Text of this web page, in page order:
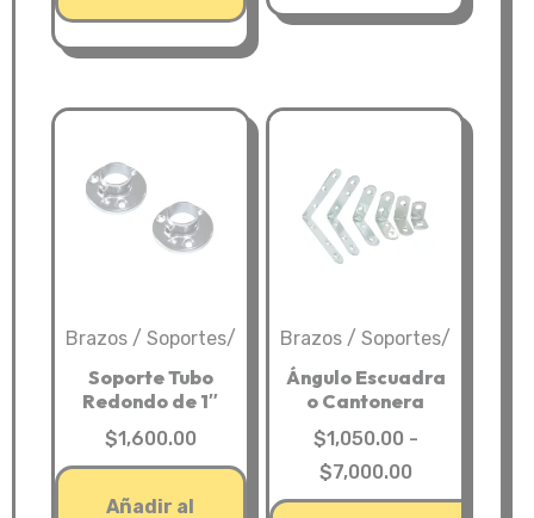
$4,450.00.
múltiples
opciones
se
en
la
página
de
producto
Brazos / Soportes/
Soporte Tubo
Redondo de 1″
$1,600.00
Añadir al
Brazos / Soportes/
Ángulo Escuadra
o Cantonera
$1,050.00 -
$7,000.00Rango
de